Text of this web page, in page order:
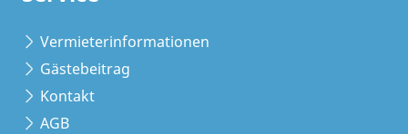
Vermieterinformationen
Gästebeitrag
Kontakt
AGB